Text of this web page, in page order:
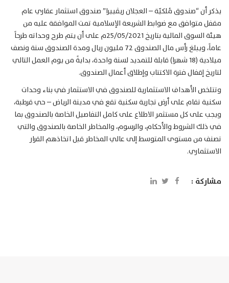
يذكر أن “صندوق مُلكيّة – العجلان ريڤييرا” صندوق استثمار عقاري عام
مقفل متوافق مع ضوابط الشريعة الإسلامية تمت الموافقة عليه من
هيئة السوق المالية بتاريخ 25/05/2021م على أن يتم طرح وحداته طرحاً
عاماً، ويبلغ رأس مال الصندوق 72 مليون ريال ومدة الصندوق سنة ونصف
ميلادية (18 شهرا) قابلة للتمديد لسنة واحدة، بدايةً من يوم العمل التالي
لتاريخ إقفال فترة الاكتتاب وإطلاق أعمال الصندوق.
وتتلخص الأهداف الاستثمارية للصندوق في الاستثمار في بناء وحدات
سكنية تقام على أرض تجارية سكنية تقع في مدينة الرياض – حي قرطبة،
ويجب على كل مستثمر الاطلاع على كامل التفاصيل الخاصة بالصندوق بما
في ذلك الشروط والأحكام، والرسوم، والمخاطر الخاصة بالصندوق والتي
تصنف من مستوى المتوسط إلى عالي المخاطر قبل اتخاذهم القرار
الاستثماري.
مشاركة :